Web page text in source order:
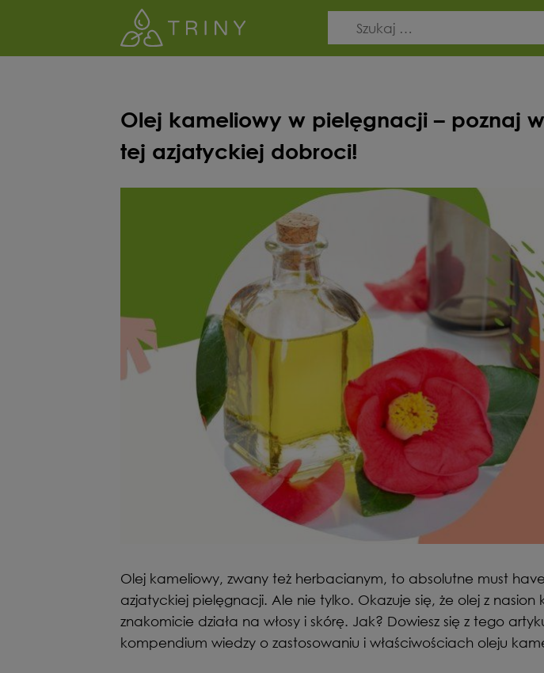
Olej kameliowy w pielęgnacji – poznaj
tej azjatyckiej dobroci!
Olej kameliowy, zwany też herbacianym, to absolutne must
azjatyckiej pielęgnacji. Ale nie tylko. Okazuje się, że olej z nasion
znakomicie działa na włosy i skórę. Jak? Dowiesz się z tego
kompendium wiedzy o zastosowaniu i właściwościach oleju